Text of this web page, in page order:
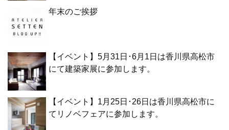
年末のご挨拶
【イベント】5月31日･6月1日は香川県高松市
にて建築家展に参加します。
【イベント】1月25日･26日は香川県高松市に
てリノベフェアに参加します。